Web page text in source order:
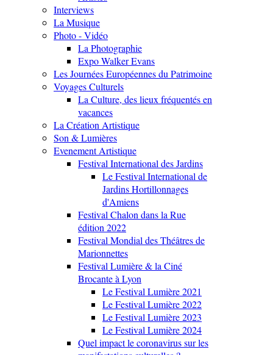
Interviews
La Musique
Photo - Vidéo
La Photographie
Expo Walker Evans
Les Journées Européennes du Patrimoine
Voyages Culturels
La Culture, des lieux fréquentés en
vacances
La Création Artistique
Son & Lumières
Evenement Artistique
Festival International des Jardins
Le Festival International de
Jardins Hortillonnages
d'Amiens
Festival Chalon dans la Rue
édition 2022
Festival Mondial des Théâtres de
Marionnettes
Festival Lumière & la Ciné
Brocante à Lyon
Le Festival Lumière 2021
Le Festival Lumière 2022
Le Festival Lumière 2023
Le Festival Lumière 2024
Quel impact le coronavirus sur les